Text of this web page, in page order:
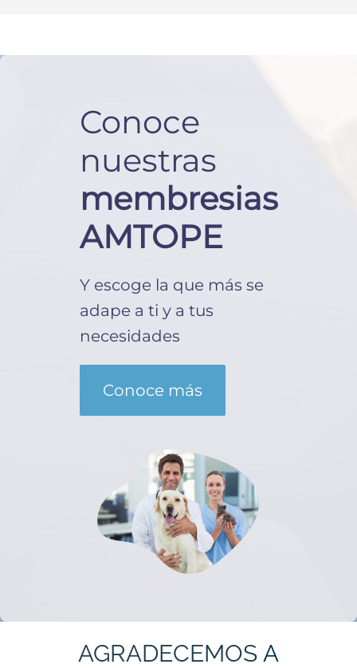
Conoce
nuestras
membresias
AMTOPE
Y escoge la que más se
adape a ti y a tus
necesidades
Conoce más
AGRADECEMOS A